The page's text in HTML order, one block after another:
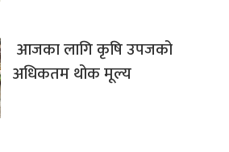
आजका लागि कृषि उपजको
अधिकतम थोक मूल्य